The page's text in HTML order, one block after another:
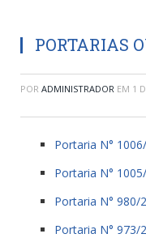
PORTARIAS
POR ADMINISTRADOR EM 1
Portaria N°
Portaria N°
Portaria N° 980/
Portaria N° 973/